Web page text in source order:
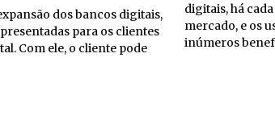
para os clientes
Com ele, o cliente pode
digitais, há
mercado, e os
inúmeros